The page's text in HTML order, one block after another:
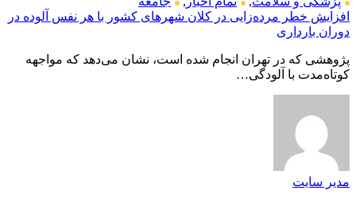
افزایش خطر مرده‌زایی در کلان شهرهای کشور با هر نفس آلوده در
دوران بارداری
پژوهشی که در تهران انجام شده است، نشان می‌دهد که مواجهه
کوتاه‌مدت با آلودگی…
مدیر سایت